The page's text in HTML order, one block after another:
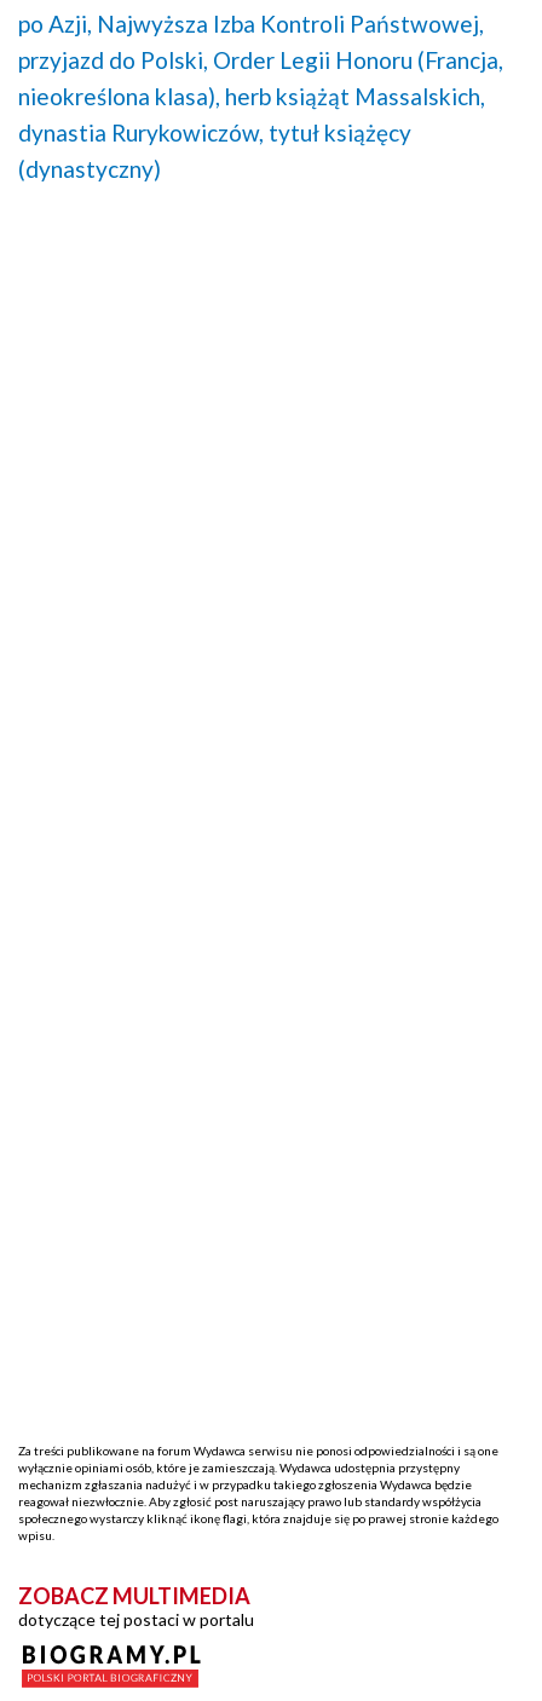
po Azji, Najwyższa Izba Kontroli Państwowej,
przyjazd do Polski, Order Legii Honoru (Francja,
nieokreślona klasa), herb książąt Massalskich,
dynastia Rurykowiczów, tytuł książęcy
(dynastyczny)
Za treści publikowane na forum Wydawca serwisu nie ponosi odpowiedzialności i są one
wyłącznie opiniami osób, które je zamieszczają. Wydawca udostępnia przystępny
mechanizm zgłaszania nadużyć i w przypadku takiego zgłoszenia Wydawca będzie
reagował niezwłocznie. Aby zgłosić post naruszający prawo lub standardy współżycia
społecznego wystarczy kliknąć ikonę flagi, która znajduje się po prawej stronie każdego
wpisu.
ZOBACZ MULTIMEDIA
dotyczące tej postaci w portalu